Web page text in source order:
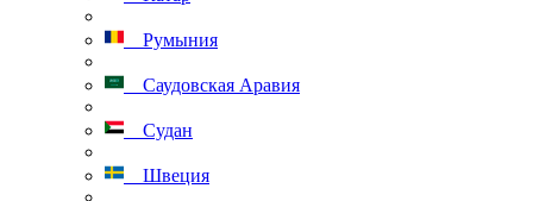
Румыния
Саудовская Аравия
Судан
Швеция